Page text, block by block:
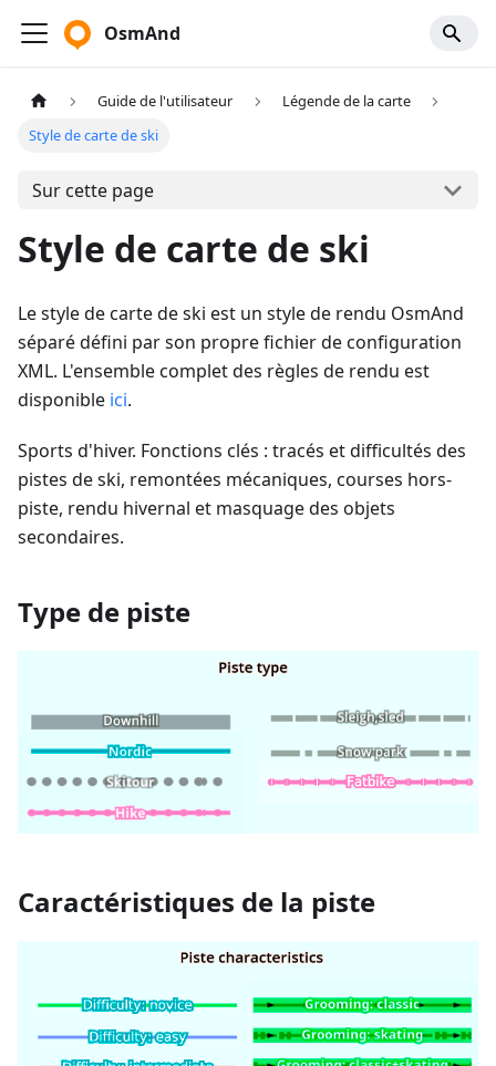
OsmAnd
Guide de l'utilisateur
Légende de la carte
Style de carte de ski
Sur cette page
Style de carte de ski
Le style de carte de ski est un style de rendu OsmAnd
séparé défini par son propre fichier de configuration
XML. L'ensemble complet des règles de rendu est
disponible ici.
Sports d'hiver. Fonctions clés : tracés et difficultés des
pistes de ski, remontées mécaniques, courses hors-
piste, rendu hivernal et masquage des objets
secondaires.
Type de piste
Caractéristiques de la piste